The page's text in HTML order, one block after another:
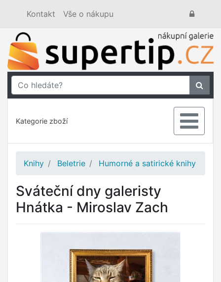
Kontakt Vše o nákupu
Kategorie zboží
Knihy Beletrie Humorné a satirické knihy
Sváteční dny galeristy
Hnátka - Miroslav Zach